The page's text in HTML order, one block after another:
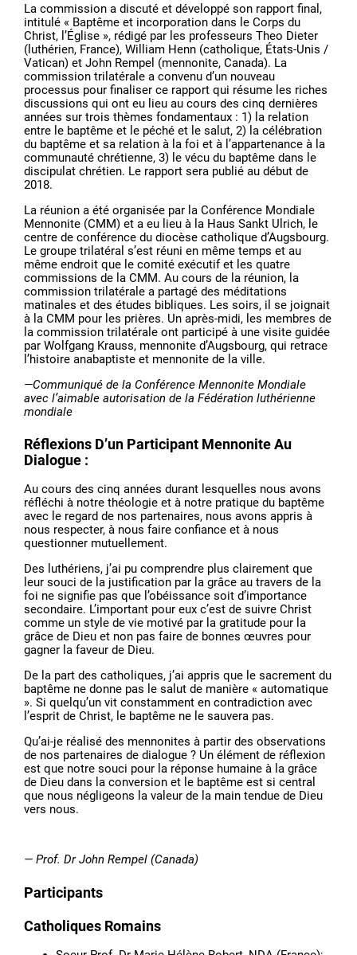
La commission a discuté et développé son rapport final,
intitulé « Baptême et incorporation dans le Corps du
Christ, l’Église », rédigé par les professeurs Theo Dieter
(luthérien, France), William Henn (catholique, États-Unis /
Vatican) et John Rempel (mennonite, Canada). La
commission trilatérale a convenu d’un nouveau
processus pour finaliser ce rapport qui résume les riches
discussions qui ont eu lieu au cours des cinq dernières
années sur trois thèmes fondamentaux : 1) la relation
entre le baptême et le péché et le salut, 2) la célébration
du baptême et sa relation à la foi et à l’appartenance à la
communauté chrétienne, 3) le vécu du baptême dans le
discipulat chrétien. Le rapport sera publié au début de
2018.
La réunion a été organisée par la Conférence Mondiale
Mennonite (CMM) et a eu lieu à la Haus Sankt Ulrich, le
centre de conférence du diocèse catholique d’Augsbourg.
Le groupe trilatéral s’est réuni en même temps et au
même endroit que le comité exécutif et les quatre
commissions de la CMM. Au cours de la réunion, la
commission trilatérale a partagé des méditations
matinales et des études bibliques. Les soirs, il se joignait
à la CMM pour les prières. Un après-midi, les membres de
la commission trilatérale ont participé à une visite guidée
par Wolfgang Krauss, mennonite d’Augsbourg, qui retrace
l’histoire anabaptiste et mennonite de la ville.
—Communiqué de la Conférence Mennonite Mondiale
avec l’aimable autorisation de la Fédération luthérienne
mondiale
Réflexions D’un Participant Mennonite Au
Dialogue :
Au cours des cinq années durant lesquelles nous avons
réfléchi à notre théologie et à notre pratique du baptême
avec le regard de nos partenaires, nous avons appris à
nous respecter, à nous faire confiance et à nous
questionner mutuellement.
Des luthériens, j’ai pu comprendre plus clairement que
leur souci de la justification par la grâce au travers de la
foi ne signifie pas que l’obéissance soit d’importance
secondaire. L’important pour eux c’est de suivre Christ
comme un style de vie motivé par la gratitude pour la
grâce de Dieu et non pas faire de bonnes œuvres pour
gagner la faveur de Dieu.
De la part des catholiques, j’ai appris que le sacrement du
baptême ne donne pas le salut de manière « automatique
». Si quelqu’un vit constamment en contradiction avec
l’esprit de Christ, le baptême ne le sauvera pas.
Qu’ai-je réalisé des mennonites à partir des observations
de nos partenaires de dialogue ? Un élément de réflexion
est que notre souci pour la réponse humaine à la grâce
de Dieu dans la conversion et le baptême est si central
que nous négligeons la valeur de la main tendue de Dieu
vers nous.
— Prof. Dr John Rempel (Canada)
Participants
Catholiques Romains